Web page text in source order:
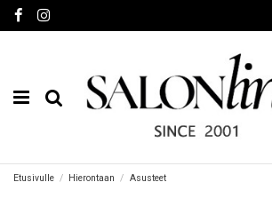
Etusivulle Hierontaan Asusteet